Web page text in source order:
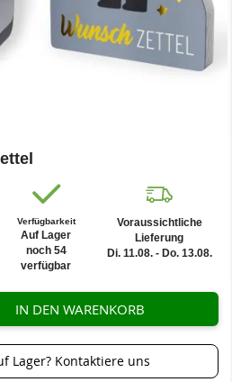
Verfügbarkeit
Auf Lager
noch 54
verfügbar
Voraussichtliche
Lieferung
Di. 11.08. - Do. 13.08.
IN DEN WARENKORB
Lager? Kontaktiere uns